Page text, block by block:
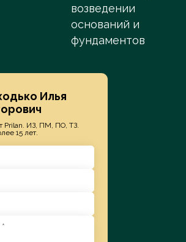
возведении
оснований и
фундаментов
Илья
Prilan. ИЗ, ПМ, ПО, ТЗ.
15 лет.